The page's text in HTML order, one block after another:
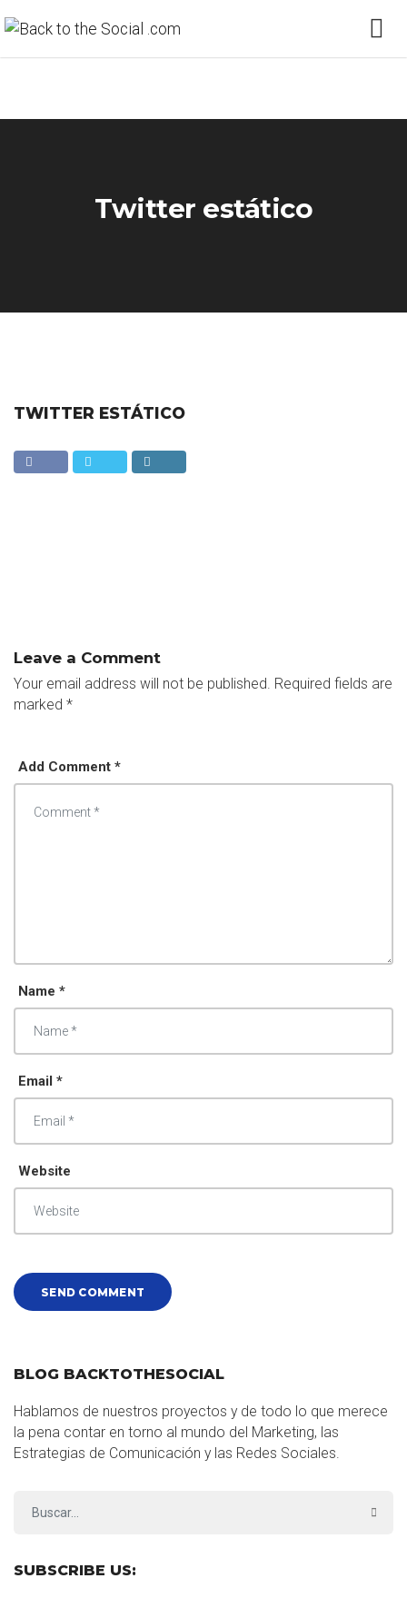
Twitter estático
TWITTER ESTÁTICO
Leave a Comment
Your email address will not be published. Required fields are
marked *
Add Comment *
Name *
Email *
Website
BLOG BACKTOTHESOCIAL
Hablamos de nuestros proyectos y de todo lo que merece
la pena contar en torno al mundo del Marketing, las
Estrategias de Comunicación y las Redes Sociales.
SUBSCRIBE US: